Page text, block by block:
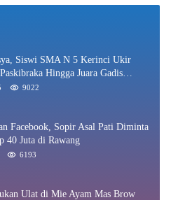
Siswi SMA N 5 Kerinci Ukir
Hingga Juara Gadis
9022
Facebook, Sopir Asal Pati Diminta
40 Juta di Rawang
6193
Ulat di Mie Ayam Mas Brow